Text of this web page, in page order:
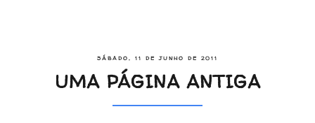
SÁBADO, 11 DE JUNHO DE 2011
UMA PÁGINA ANTIGA